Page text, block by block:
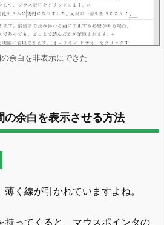
余白を非表示にできた
の余白を表示させる方法
く線が引かれていますよね。
持ってくると、マウスポインタの